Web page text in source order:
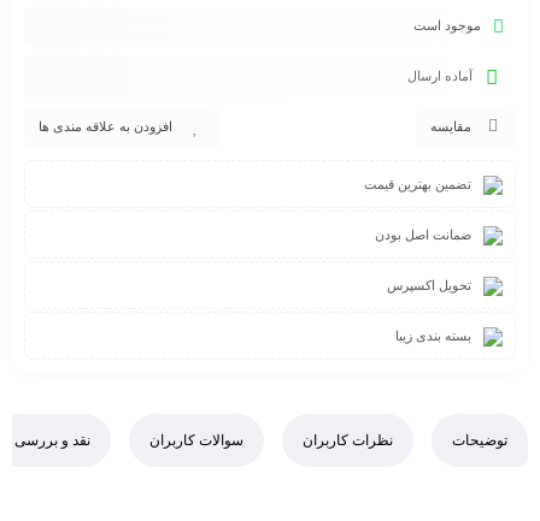
موجود است
آماده ارسال
مقایسه افزودن به علاقه مندی ها
تضمین بهترین قیمت
ضمانت اصل بودن
تحویل اکسپرس
بسته بندی زیبا
توضیحات نظرات کاربران سوالات کاربران نقد و بررسی